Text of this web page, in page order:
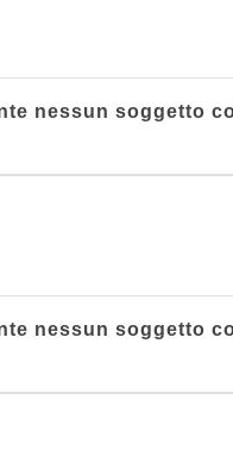
nessun soggetto
nessun soggetto